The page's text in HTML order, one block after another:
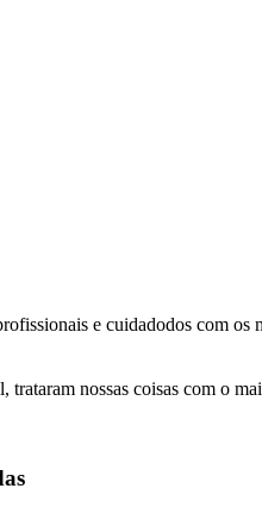
e cuidadodos com
nossas coisas com o